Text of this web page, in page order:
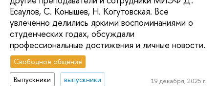
Есаулов, С. Конышев, Н. Когутовская. Все
увлеченно делились яркими воспоминаниями о
студенческих годах, обсуждали
профессиональные достижения и личные новости.
Свободное общение
Выпускники
выпускники 19 декабря, 2025 г.